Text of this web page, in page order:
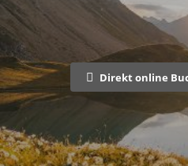
Direkt online